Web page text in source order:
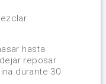
hasta
reposar
durante 30